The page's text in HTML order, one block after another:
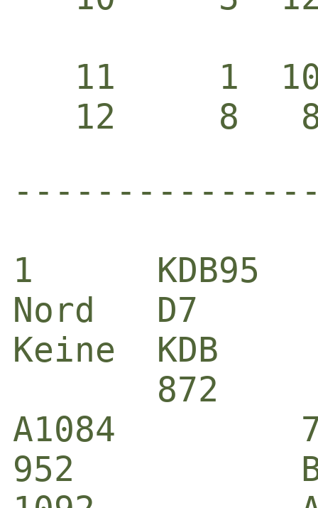
11     1
-------------------------------------------------------------------------------------------------------------

1      KDB95                                     2      B87           
Nord   D7                                        Ost    1086          
Keine  KDB                                       N-S    AB43          
       872                                              872           
A1084         7632                               D10963        K54    
952           B                                  9742          AK5    
1092          A874                               KD7           106    
K43           DB109                              3             AB1065 
       ---                                              A2            
       AK108643                                         DB3           
       653                                              9852          
       A65                                              KD94          

4H N 420                                         3P O -140            
       T  K  H  P  N                                    T  K  H  P  N
NS     7  7 10  7  8                             NS     6  6  4  4  5 
O      6  6  3  6  3                             O      7  6  9  9  7 
W      :  5  2  5  :                             W      :  :  8  :  : 


 Paar  Kont      Aus  Ergebnis      Score